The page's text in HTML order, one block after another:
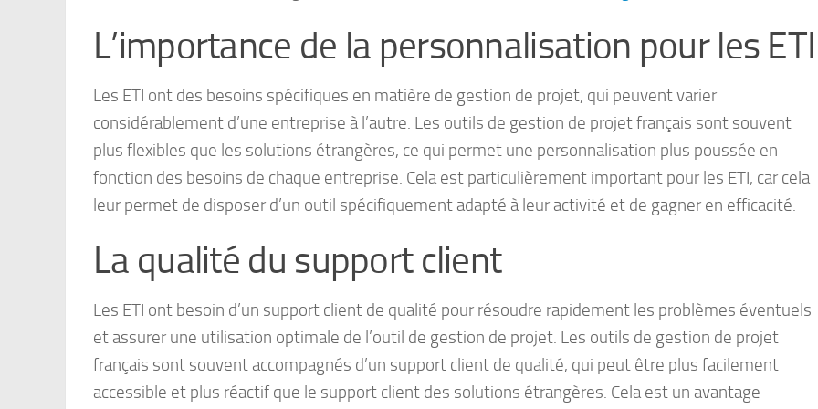
L’importance de la personnalisation pour les ETI
Les ETI ont des besoins spécifiques en matière de gestion de projet, qui peuvent varier
considérablement d’une entreprise à l’autre. Les outils de gestion de projet français sont souvent
plus flexibles que les solutions étrangères, ce qui permet une personnalisation plus poussée en
fonction des besoins de chaque entreprise. Cela est particulièrement important pour les ETI, car cela
leur permet de disposer d’un outil spécifiquement adapté à leur activité et de gagner en efficacité.
La qualité du support client
Les ETI ont besoin d’un support client de qualité pour résoudre rapidement les problèmes éventuels
et assurer une utilisation optimale de l’outil de gestion de projet. Les outils de gestion de projet
français sont souvent accompagnés d’un support client de qualité, qui peut être plus facilement
accessible et plus réactif que le support client des solutions étrangères. Cela est un avantage